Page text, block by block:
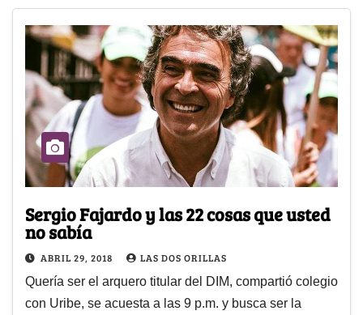
Sergio Fajardo y las 22 cosas que usted
no sabía
ABRIL 29, 2018 LAS DOS ORILLAS
Quería ser el arquero titular del DIM, compartió colegio
con Uribe, se acuesta a las 9 p.m. y busca ser la